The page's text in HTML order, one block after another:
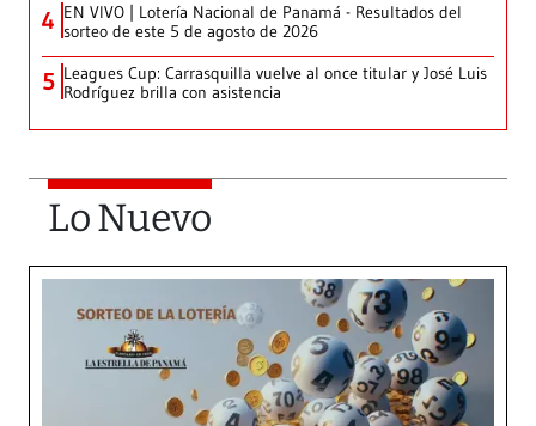
4 EN VIVO | Lotería Nacional de Panamá - Resultados del
sorteo de este 5 de agosto de 2026
5 Leagues Cup: Carrasquilla vuelve al once titular y José Luis
Rodríguez brilla con asistencia
Lo Nuevo